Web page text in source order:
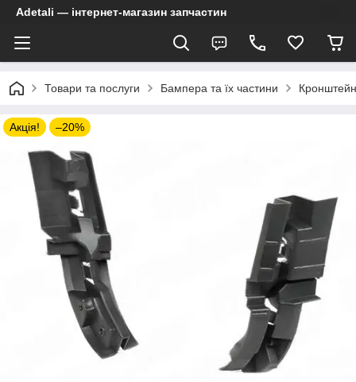
Adetali — інтернет-магазин запчастин
Товари та послуги Бампера та їх частини
Акція! –20%